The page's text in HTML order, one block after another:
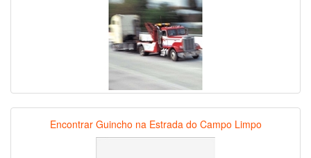
Encontrar Guincho na Estrada do Campo Limpo